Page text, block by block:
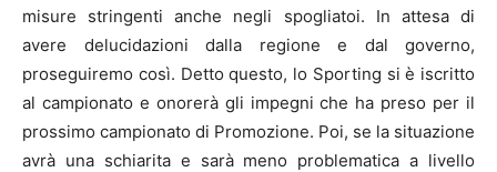
misure stringenti anche negli spogliatoi. In attesa di
avere delucidazioni dalla regione e dal governo,
proseguiremo così. Detto questo, lo Sporting si è iscritto
al campionato e onorerà gli impegni che ha preso per il
prossimo campionato di Promozione. Poi, se la situazione
avrà una schiarita e sarà meno problematica a livello